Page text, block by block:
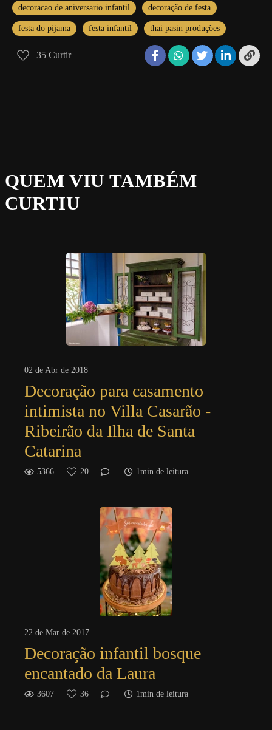
decoracao de aniversario infantil decoração de festa
festa do pijama festa infantil thai pasin produções
35 Curtir
QUEM VIU TAMBÉM
CURTIU
02 de Abr de 2018
Decoração para casamento
intimista no Villa Casarão -
Ribeirão da Ilha de Santa
Catarina
5366 20 1min de leitura
22 de Mar de 2017
Decoração infantil bosque
encantado da Laura
3607 36 1min de leitura